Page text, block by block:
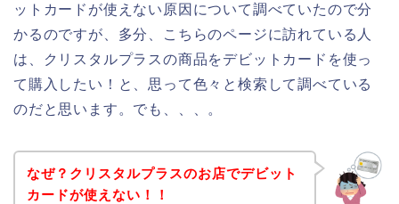
ットカードが使えない原因について調べていたので分
かるのですが、多分、こちらのページに訪れている人
は、クリスタルプラスの商品をデビットカードを使っ
て購入したい！と、思って色々と検索して調べている
のだと思います。でも、、、。
なぜ？クリスタルプラスのお店でデビット
カードが使えない！！